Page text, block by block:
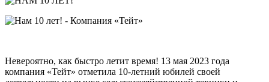
Невероятно, как быстро летит время! 13 мая 2023 года
компания «Тейт» отметила 10-летний юбилей своей